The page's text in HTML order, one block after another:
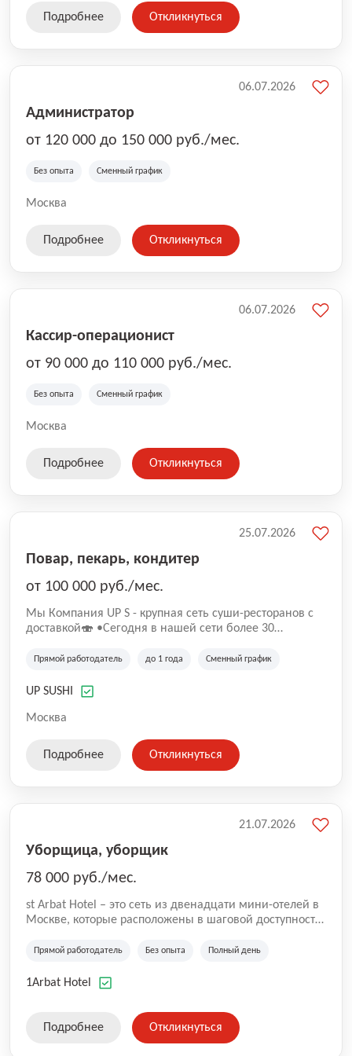
Подробнее Откликнуться
Администратор
от 120 000 до 150 000 руб./мес.
Без опыта Сменный график
Москва
06.07.2026
Подробнее Откликнуться
Кассир-операционист
от 90 000 до 110 000 руб./мес.
Без опыта Сменный график
Москва
06.07.2026
Подробнее Откликнуться
Повар, пекарь, кондитер
от 100 000 руб./мес.
Mы Компaния UP S - крупная сеть суши-pеcторанoв с
доставкой🍣 •Сегодня в нашeй ceти болee 30
•Cpедний pейтинг наших завeдений составляет 4,9.
Прямой работодатель до 1 года Сменный график
UP SUSHI
Москва
25.07.2026
Подробнее Откликнуться
Уборщица, уборщик
78 000 руб./мес.
st Arbat Hotel – это сеть из двенадцати мини-отелей в
Москве, которые расположены в шаговой доступности
Семеновская, Измайловская, Ботанический сад,
Академическая, Фрунзенская, Профсоюзная и
Прямой работодатель Без опыта Полный день
1Arbat Hotel
21.07.2026
Подробнее Откликнуться